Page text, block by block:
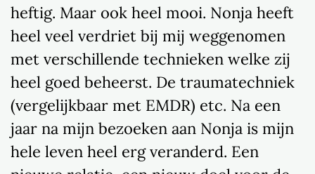
heftig. Maar ook heel mooi. Nonja heeft
heel veel verdriet bij mij weggenomen
met verschillende technieken welke zij
heel goed beheerst. De traumatechniek
(vergelijkbaar met EMDR) etc. Na een
jaar na mijn bezoeken aan Nonja is mijn
hele leven heel erg veranderd. Een